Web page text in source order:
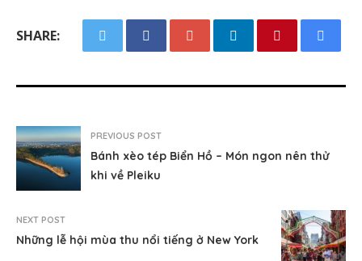
SHARE:
PREVIOUS POST
Bánh xèo tép Biển Hồ – Món ngon nên thử
khi về Pleiku
NEXT POST
Những lễ hội mùa thu nổi tiếng ở New York